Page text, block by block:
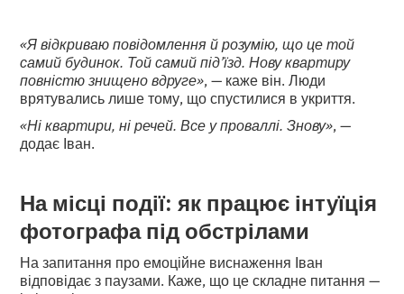
«Я відкриваю повідомлення й розумію, що це той
самий будинок. Той самий під’їзд. Нову квартиру
повністю знищено вдруге», — каже він. Люди
врятувались лише тому, що спустилися в укриття.
«Ні квартири, ні речей. Все у проваллі. Знову», —
додає Іван.
На місці події: як працює інтуїція
фотографа під обстрілами
На запитання про емоційне виснаження Іван
відповідає з паузами. Каже, що це складне питання —